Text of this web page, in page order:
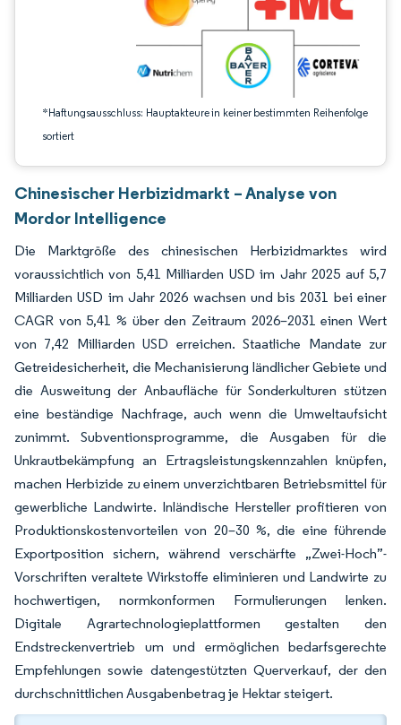
*Haftungsausschluss: Hauptakteure in keiner bestimmten Reihenfolge
sortiert
Chinesischer Herbizidmarkt – Analyse von
Mordor Intelligence
Die Marktgröße des chinesischen Herbizidmarktes wird
voraussichtlich von 5,41 Milliarden USD im Jahr 2025 auf 5,7
Milliarden USD im Jahr 2026 wachsen und bis 2031 bei einer
CAGR von 5,41 % über den Zeitraum 2026–2031 einen Wert
von 7,42 Milliarden USD erreichen. Staatliche Mandate zur
Getreidesicherheit, die Mechanisierung ländlicher Gebiete und
die Ausweitung der Anbaufläche für Sonderkulturen stützen
eine beständige Nachfrage, auch wenn die Umweltaufsicht
zunimmt. Subventionsprogramme, die Ausgaben für die
Unkrautbekämpfung an Ertragsleistungskennzahlen knüpfen,
machen Herbizide zu einem unverzichtbaren Betriebsmittel für
gewerbliche Landwirte. Inländische Hersteller profitieren von
Produktionskostenvorteilen von 20–30 %, die eine führende
Exportposition sichern, während verschärfte „Zwei-Hoch”-
Vorschriften veraltete Wirkstoffe eliminieren und Landwirte zu
hochwertigen, normkonformen Formulierungen lenken.
Digitale Agrartechnologieplattformen gestalten den
Endstreckenvertrieb um und ermöglichen bedarfsgerechte
Empfehlungen sowie datengestützten Querverkauf, der den
durchschnittlichen Ausgabenbetrag je Hektar steigert.